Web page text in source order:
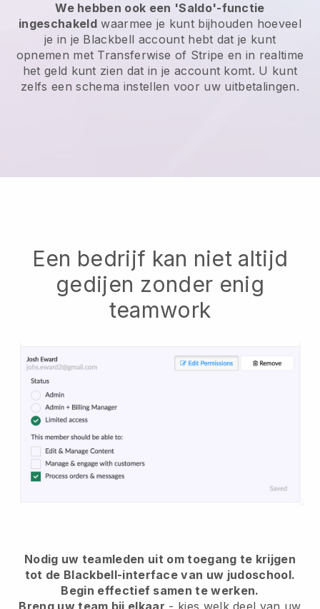
We hebben ook een 'Saldo'-functie
ingeschakeldwaarmee je kunt bijhouden hoeveel
je in je Blackbell account hebt dat je kunt
opnemen met Transferwise of Stripe en in realtime
het geld kunt zien dat in je account komt. U kunt
zelfs een schema instellen voor uw uitbetalingen.
Een bedrijf kan niet altijd
gedijen zonder enig
teamwork
Nodig uw teamleden uit om toegang te krijgen
tot de Blackbell-interface van uw judoschool.
Begin effectief samen te werken.
Breng uw team bij elkaar - kies welk deel van uw